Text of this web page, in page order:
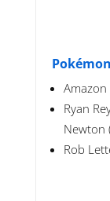
Ryan
Newton
Rob